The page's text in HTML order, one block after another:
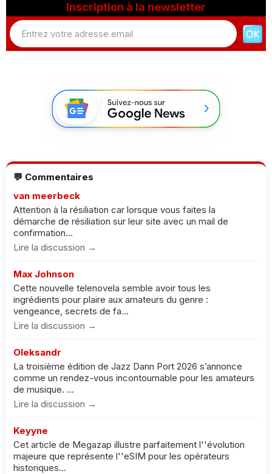
Inscription à la newsletter
💬 Commentaires
van meerbeck
Attention à la résiliation car lorsque vous faites la
démarche de résiliation sur leur site avec un mail de
confirmation...
Lire la discussion →
Max Johnson
Cette nouvelle telenovela semble avoir tous les
ingrédients pour plaire aux amateurs du genre :
vengeance, secrets de fa...
Lire la discussion →
Oleksandr
La troisième édition de Jazz Dann Port 2026 s’annonce
comme un rendez-vous incontournable pour les amateurs
de musique. ...
Lire la discussion →
Keyyne
Cet article de Megazap illustre parfaitement l''évolution
majeure que représente l''eSIM pour les opérateurs
historiques...